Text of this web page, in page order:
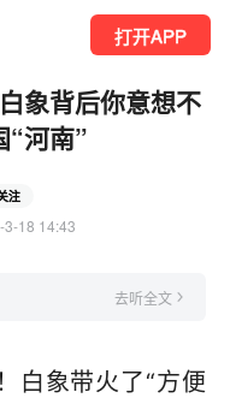
打开APP
象背后你意想不
“河南”
注
3-18 14:43
去听全文
白象带火了“方便